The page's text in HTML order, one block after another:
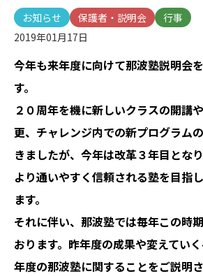
お知らせ 保護者・説明会
行事
2019年01月17日
今年も来年度に向けて那波塾説明会
す。
２０周年を機に新しいクラスの開講
更、チャレンジ内での新プログラム
きましたが、今年は改革３年目となり
より通いやすく信頼される塾を目指
ます。
それに伴い、那波塾では毎年この時
おります。昨年度の成果や変えてい
年度の那波塾に関することをご説明さ